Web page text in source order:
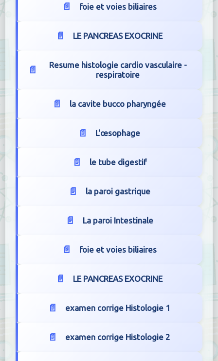
foie et voies biliaires
LE PANCREAS EXOCRINE
Resume histologie cardio vasculaire -
respiratoire
la cavite bucco pharyngée
L'œsophage
le tube digestif
la paroi gastrique
La paroi Intestinale
foie et voies biliaires
LE PANCREAS EXOCRINE
examen corrige Histologie 1
examen corrige Histologie 2